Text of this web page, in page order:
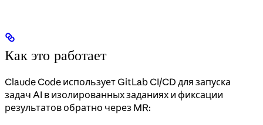
Как это работает
Claude Code использует GitLab CI/CD для запуска
задач AI в изолированных заданиях и фиксации
результатов обратно через MR: